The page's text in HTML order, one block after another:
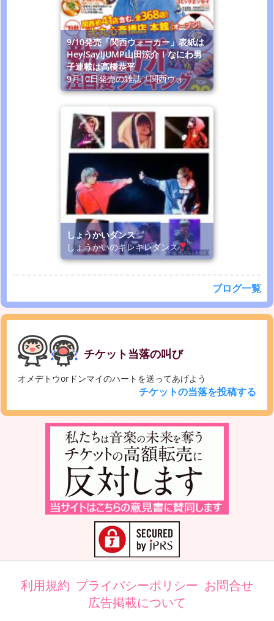
9/10発売「関西ウォーカー」表紙は
Hey!Say!JUMP山田涼介！なにわ男
子連載は高橋恭平
9月10日発売の雑誌「関西ウォ
しょうかいダンス
しょうかいのキレキレダンス
ブログ一覧
チケット当落の叫び
オメデトウorドンマイのハートを送ってあげよう
チケットの当落を投稿する
利用規約 プライバシーポリシー お問合せ
広告掲載について